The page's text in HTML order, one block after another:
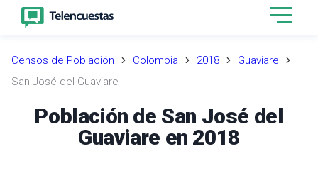
Censos de Población Colombia 2018
Guaviare
San José del Guaviare
Población de San José del
Guaviare en 2018